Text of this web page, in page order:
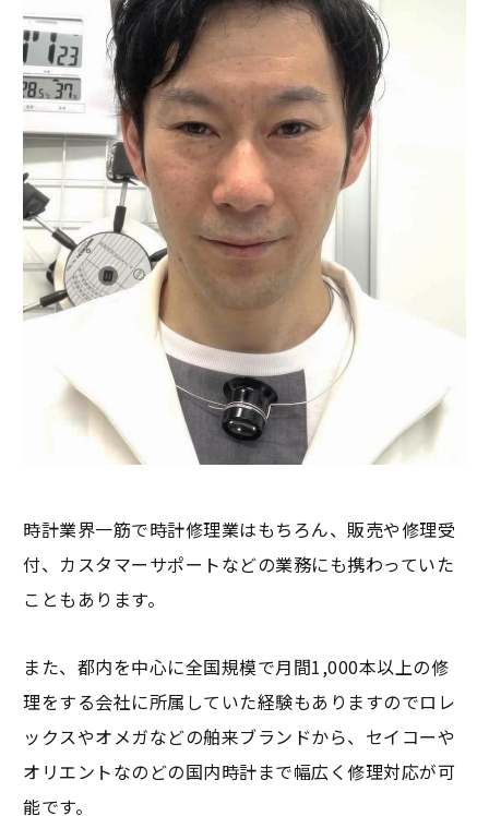
時計業界一筋で時計修理業はもちろん、販売や修理受
付、カスタマーサポートなどの業務にも携わっていた
こともあります。
また、都内を中心に全国規模で月間1,000本以上の修
理をする会社に所属していた経験もありますのでロレ
ックスやオメガなどの舶来ブランドから、セイコーや
オリエントなのどの国内時計まで幅広く修理対応が可
能です。